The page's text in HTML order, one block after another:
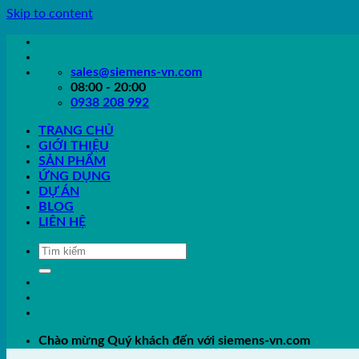
Skip to content
sales@siemens-vn.com
08:00 - 20:00
0938 208 992
TRANG CHỦ
GIỚI THIỆU
SẢN PHẨM
ỨNG DỤNG
DỰ ÁN
BLOG
LIÊN HỆ
Chào mừng Quý khách đến với siemens-vn.com